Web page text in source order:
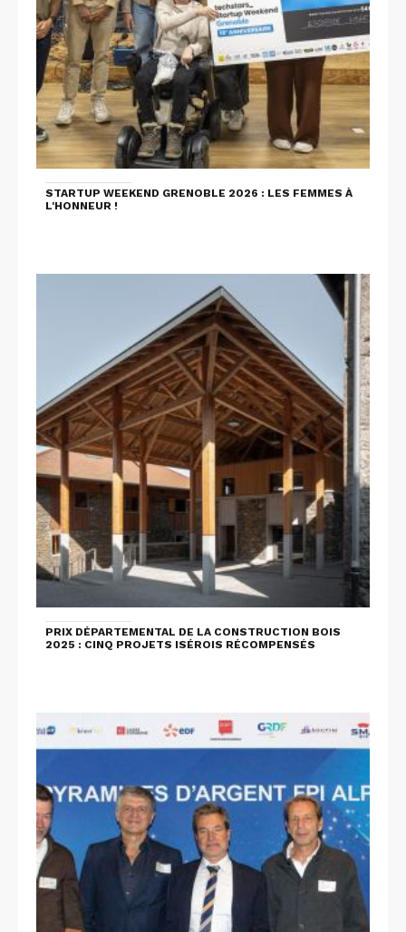
STARTUP WEEKEND GRENOBLE 2026 : LES FEMMES À
L'HONNEUR !
PRIX DÉPARTEMENTAL DE LA CONSTRUCTION BOIS
2025 : CINQ PROJETS ISÉROIS RÉCOMPENSÉS